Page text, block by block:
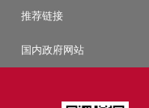
推荐链接
国内政府网站